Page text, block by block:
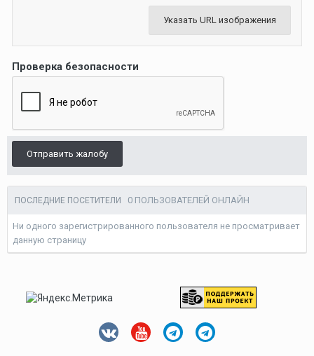
Указать URL изображения
Проверка безопасности
Отправить жалобу
ПОСЛЕДНИЕ ПОСЕТИТЕЛИ 0 ПОЛЬЗОВАТЕЛЕЙ ОНЛАЙН
Ни одного зарегистрированного пользователя не просматривает
данную страницу